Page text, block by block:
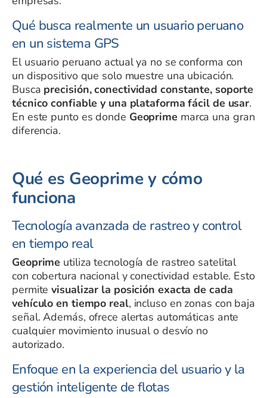
Qué busca realmente un usuario peruano
en un sistema GPS
El usuario peruano actual ya no se conforma con
un dispositivo que solo muestre una ubicación.
Busca precisión, conectividad constante, soporte
técnico confiable y una plataforma fácil de usar.
En este punto es donde Geoprime marca una gran
diferencia.
Qué es Geoprime y cómo
funciona
Tecnología avanzada de rastreo y control
en tiempo real
Geoprime utiliza tecnología de rastreo satelital
con cobertura nacional y conectividad estable. Esto
permitevisualizar la posición exacta de cada
vehículo en tiempo real, incluso en zonas con baja
señal. Además, ofrece alertas automáticas ante
cualquier movimiento inusual o desvío no
autorizado.
Enfoque en la experiencia del usuario y la
gestión inteligente de flotas